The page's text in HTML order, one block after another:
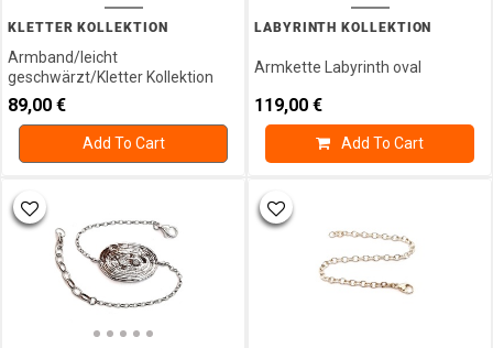
KLETTER KOLLEKTION
Armband/leicht
geschwärzt/Kletter Kollektion
89,00 €
Add To Cart
LABYRINTH KOLLEKTION
Armkette Labyrinth oval
119,00 €
Add To Cart